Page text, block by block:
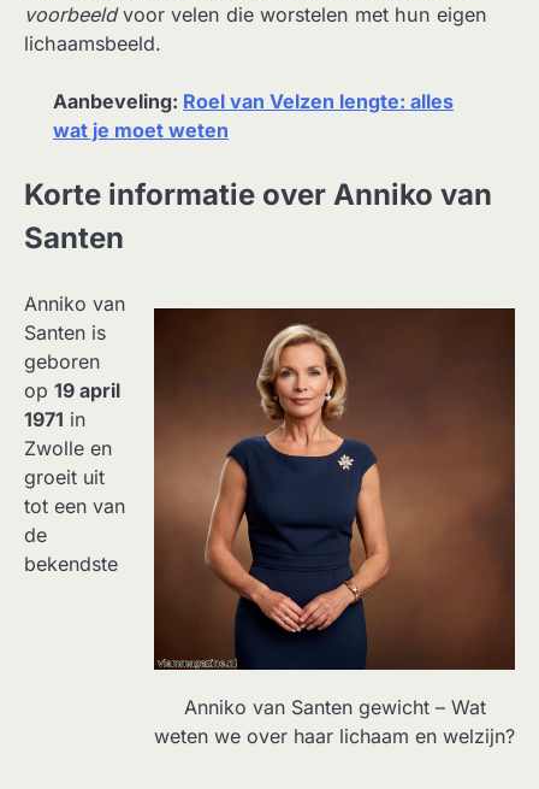
voorbeeldvoor velen die worstelen met hun eigen
lichaamsbeeld.
Aanbeveling: Roel van Velzen lengte: alles
wat je moet weten
Korte informatie over Anniko van
Santen
Anniko van Santen gewicht – Wat
weten we over haar lichaam en welzijn?
Anniko van
Santen is
geboren
op 19 april
1971 in
Zwolle en
groeit uit
tot een van
de
bekendste